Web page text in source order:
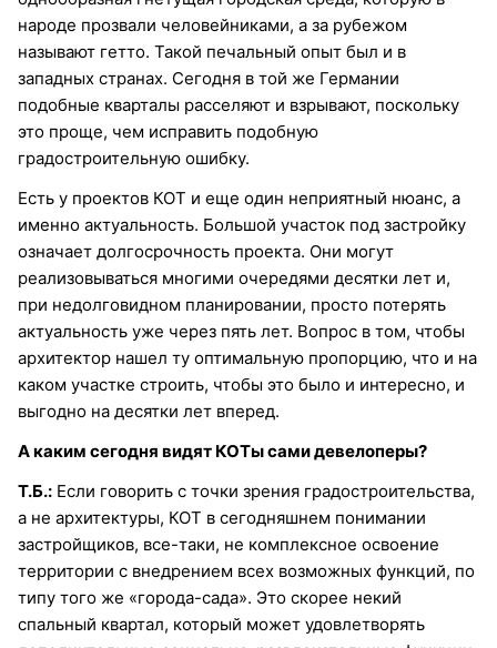
народе прозвали человейниками, а за рубежом
называют гетто. Такой печальный опыт был и в
западных странах. Сегодня в той же Германии
подобные кварталы расселяют и взрывают, поскольку
это проще, чем исправить подобную
градостроительную ошибку.
Есть у проектов КОТ и еще один неприятный нюанс, а
именно актуальность. Большой участок под застройку
означает долгосрочность проекта. Они могут
реализовываться многими очередями десятки лет и,
при недолговидном планировании, просто потерять
актуальность уже через пять лет. Вопрос в том, чтобы
архитектор нашел ту оптимальную пропорцию, что и на
каком участке строить, чтобы это было и интересно, и
выгодно на десятки лет вперед.
А каким сегодня видят КОТы сами девелоперы?
Т.Б.: Если говорить с точки зрения градостроительства,
а не архитектуры, КОТ в сегодняшнем понимании
застройщиков, все-таки, не комплексное освоение
территории с внедрением всех возможных функций, по
типу того же «города-сада». Это скорее некий
спальный квартал, который может удовлетворять